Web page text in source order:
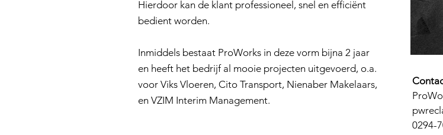
Hierdoor kan de klant professioneel, snel en efficiënt
bedient worden.
Inmiddels bestaat ProWorks in deze vorm bijna 2 jaar
en heeft het bedrijf al mooie projecten uitgevoerd, o.a.
voor Viks Vloeren, Cito Transport, Nienaber Makelaars,
en VZIM Interim Management.
0294-